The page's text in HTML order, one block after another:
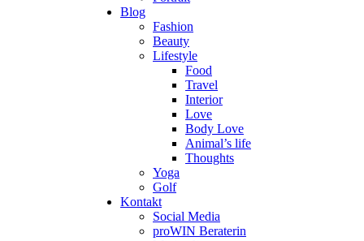
Blog
Fashion
Beauty
Lifestyle
Food
Travel
Interior
Love
Body Love
Animal’s life
Thoughts
Yoga
Golf
Kontakt
Social Media
proWIN Beraterin